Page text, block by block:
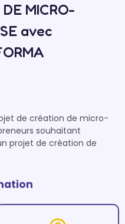
MICRO-
avec
de création de micro-
souhaitant
projet de création de